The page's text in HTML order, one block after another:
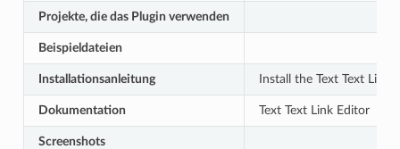
Projekte, die das Plugin verwenden
Beispieldateien
Installationsanleitung Install the Text Text Link
Dokumentation Text Text Link Editor
Screenshots